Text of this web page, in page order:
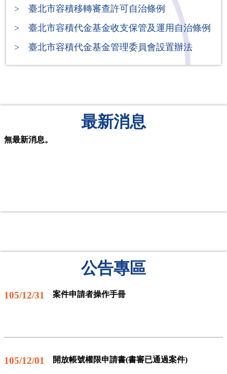
> 臺北市容積移轉審查許可自治條例
> 臺北市容積代金基金收支保管及運用自治條例
> 臺北市容積代金基金管理委員會設置辦法
最新消息
無最新消息。
公告專區
105/12/31 案件申請者操作手冊
105/12/01 開放帳號權限申請書(書審已通過案件)